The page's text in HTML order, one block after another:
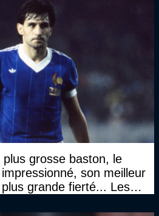
grosse baston, le
son meilleur
grande fierté... Les